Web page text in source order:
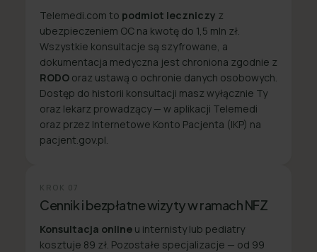
Telemedi.com to podmiot leczniczy z
ubezpieczeniem OC na kwotę do 1,5 mln zł.
Wszystkie konsultacje są szyfrowane, a
dokumentacja medyczna jest chroniona zgodnie z
RODO oraz ustawą o ochronie danych osobowych.
Dostęp do historii konsultacji masz wyłącznie Ty
oraz lekarz prowadzący — w aplikacji Telemedi
oraz przez Internetowe Konto Pacjenta (IKP) na
pacjent.gov.pl.
KROK 07
Cennik i bezpłatne wizyty w ramach NFZ
Konsultacja online u internisty lub pediatry
kosztuje 89 zł. Pozostałe specjalizacje — od 99